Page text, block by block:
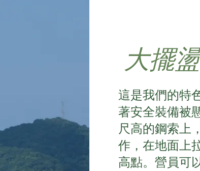
大擺盪
這是我們的特
著安全裝備被
尺高的鋼索上
作，在地面上
高點。營員可